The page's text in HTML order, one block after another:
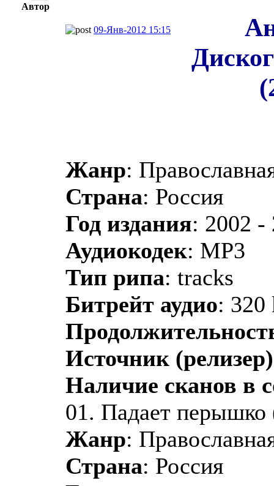
Автор
09-Янв-2012 15:15
Жанр:
Страна: Россия
Год издания: 2002 -
Аудиокодек: MP3
Тип рипа: tracks
Битрейт аудио: 320
Источник (релизер)
Наличие сканов в
01. Падает перышко
Жанр:
Страна: Россия